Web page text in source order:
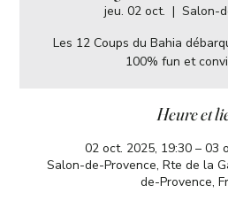
jeu. 02 oct.
  |
Salon-
Les 12 Coups du Bahia
100% fun et
Heure et
02 oct. 2025, 19:30 – 03
Salon-de-Provence, Rte de la
de-Provence,